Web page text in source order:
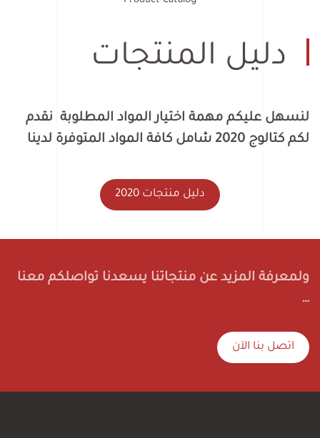
دليل المنتجات
لنسهل عليكم مهمة اختيار المواد المطلوبة نقدم
لكم كتالوج 2020 شامل كافة المواد المتوفرة لدينا
دليل منتجات 2020
ولمعرفة المزيد عن منتجاتنا يسعدنا تواصلكم معنا
…
اتصل بنا الآن